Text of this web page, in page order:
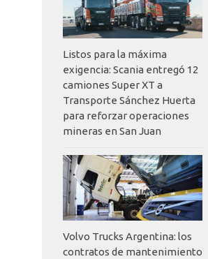
Listos para la máxima
exigencia: Scania entregó 12
camiones Super XT a
Transporte Sánchez Huerta
para reforzar operaciones
mineras en San Juan
Volvo Trucks Argentina: los
contratos de mantenimiento